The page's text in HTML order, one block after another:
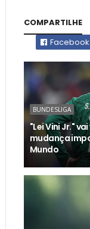
COMPARTILHE
Facebook
BUNDESLIGA
"Lei Vini Jr."
mudança
Mundo